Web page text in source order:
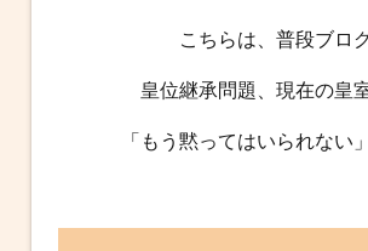
こちらは、普段ブロ
皇位継承問題、現在の皇
「もう黙ってはいられな